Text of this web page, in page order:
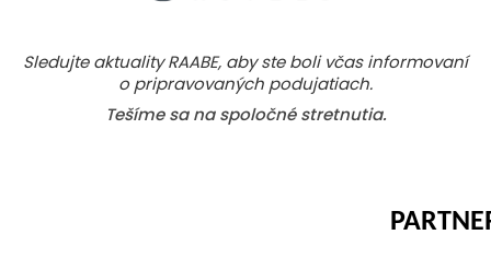
Sledujte aktuality RAABE, aby ste boli včas informovaní
o pripravovaných podujatiach.
Tešíme sa na spoločné stretnutia.